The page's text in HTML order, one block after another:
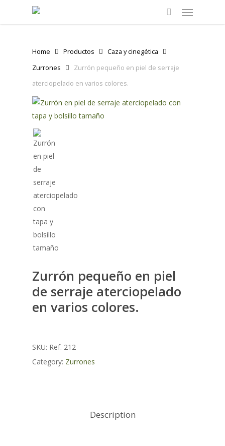
Menu
Home Productos
Caza y cinegética
Zurrones
Zurrón pequeño en piel de serraje
aterciopelado en varios colores.
Zurrón pequeño en piel
de serraje aterciopelado
en varios colores.
SKU: Ref. 212
Category: Zurrones
Description